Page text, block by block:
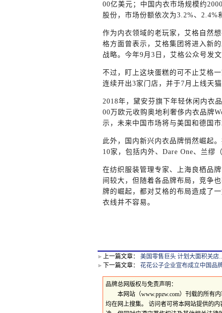
00亿美元；中国内衣市场规模约
股份，市场份额依次为3.2%、2.4%
作为内衣领域的老玩家，艾格自然
格方面曾表示，艾格集团将进入新
战略。今年9月3日，艾格公众号发
不过，盯上这块蛋糕的可不止艾格
连续开出3家门店，并于7月上线天
2018年，黛安芬旗下年轻休闲内衣
00万欧元收购奥地利奢侈内衣品牌
示，未来中国市场将与美国和德国
此外，国内新兴内衣品牌悄然崛起
10家，包括内外、Dare One、兰缪
在纺织服装管理专家、上海良栖品
间较大，但随着各品牌布局，竞争
牌的崛起，都对艾格的布局造成了
衣线并不容易。
上一篇文章： 美国零售巨头 计划大面积关店
下一篇文章： 花花公子企业宣布成立中国品
品牌总网版权与免责声明：
本网站（www.ppzw.com）刊载的所有内
均在网上搜集。 访问者可将本网站提供的